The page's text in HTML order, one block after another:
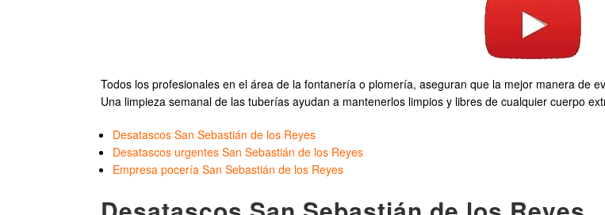
Todos los profesionales en el área de la fontanería o plomería, aseguran que la mejor manera de
Una limpieza semanal de las tuberías ayudan a mantenerlos limpios y libres de cualquier cuerpo
Desatascos San Sebastián de los Reyes
Desatascos urgentes San Sebastián de los Reyes
Empresa pocería San Sebastián de los Reyes